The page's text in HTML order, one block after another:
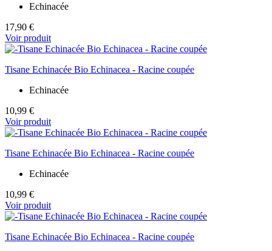
Echinacée
17,90 €
Voir produit
Tisane Echinacée Bio Echinacea - Racine coupée
Echinacée
10,99 €
Voir produit
Tisane Echinacée Bio Echinacea - Racine coupée
Echinacée
10,99 €
Voir produit
Tisane Echinacée Bio Echinacea - Racine coupée